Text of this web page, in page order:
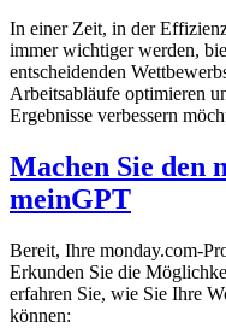
In einer Zeit, in der
immer wichtiger werden,
entscheidenden
Arbeitsabläufe optimieren
Ergebnisse verbessern
Machen Sie den
meinGPT
Bereit, Ihre monday.com-
Erkunden Sie die
erfahren Sie, wie Sie Ihre
können: